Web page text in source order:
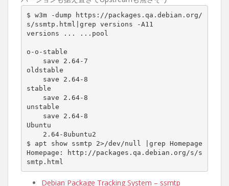
$ w3m -dump https://packages.qa.debian.org/
s/ssmtp.html|grep versions -A11
versions ... ...pool
o-o-stable
oldstable
stable
unstable
Ubuntu
$ apt show ssmtp 2>/dev/null |grep Homepage
Homepage: http://packages.qa.debian.org/s/s
smtp.html
Debian Package Tracking System – ssmtp